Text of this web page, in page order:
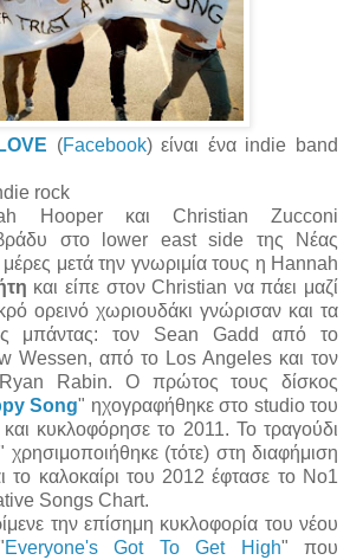
(Facebook) είναι ένα indie band
rock
Hooper και Christian Zucconi
στο lower east side της Νέας
μετά την γνωριμία τους η Hannah
και είπε στον Christian να πάει μαζί
ορεινό χωριουδάκι γνώρισαν και τα
μπάντας: τον Sean Gadd από το
Wessen, από το Los Angeles και τον
Ryan Rabin. Ο πρώτος τους δίσκος
Song" ηχογραφήθηκε στο studio του
και κυκλοφόρησε το 2011. To τραγούδι
χρησιμοποιήθηκε (τότε) στη διαφήμιση
το καλοκαίρι του 2012 έφτασε το Νο1
Songs Chart.
την επίσημη κυκλοφορία του νέου
Everyone's Got To Get High" που